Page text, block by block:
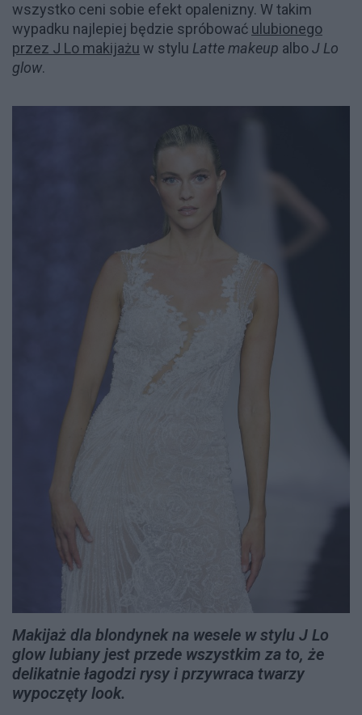
wszystko ceni sobie efekt opalenizny. W takim
wypadku najlepiej będzie spróbować ulubionego
przez J Lo makijażu w stylu Latte makeup alboJ Lo
glow.
Makijaż dla blondynek na wesele w stylu J Lo
glow lubiany jest przede wszystkim za to, że
delikatnie łagodzi rysy i przywraca twarzy
wypoczęty look.